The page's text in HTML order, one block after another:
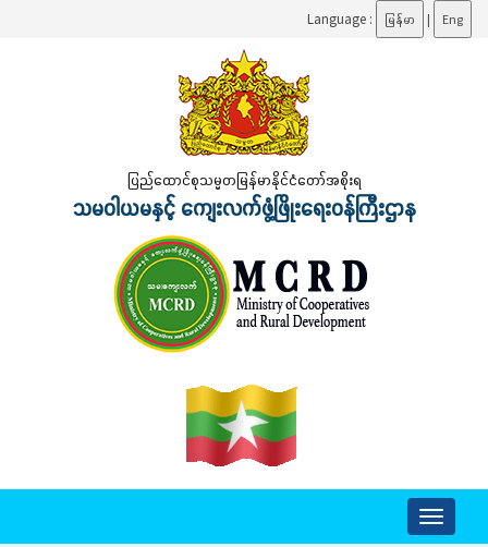
Language : မြန်မာ | Eng
ပြည်ထောင်စုသမ္မတမြန်မာနိုင်ငံတော်အစိုးရ
သမဝါယမနှင့် ကျေးလက်ဖွံ့ဖြိုးရေးဝန်ကြီးဌာန
Toggle